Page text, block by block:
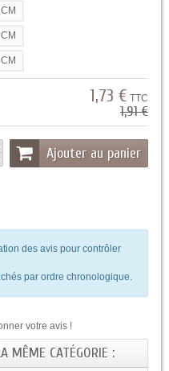
1,73 € TTC
1,91 €
Ajouter au panier
des avis pour contrôler
par ordre chronologique.
votre avis !
MÊME CATÉGORIE :